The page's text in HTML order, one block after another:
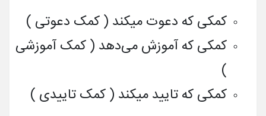
کمکی که دعوت میکند ( کمک دعوتی )
کمکی که آموزش می‌دهد ( کمک آموزشی
)
کمکی که تایید میکند ( کمک تاییدی )